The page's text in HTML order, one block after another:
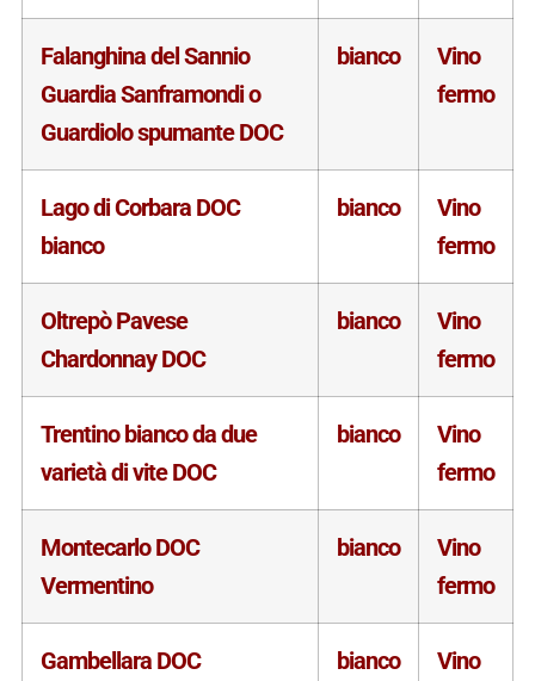
Falanghina del Sannio
Guardia Sanframondi o
Guardiolo spumante DOC
bianco
Vino
fermo
Lago di Corbara DOC
bianco
bianco
Vino
fermo
Oltrepò Pavese
Chardonnay DOC
bianco
Vino
fermo
Trentino bianco da due
varietà di vite DOC
bianco
Vino
fermo
Montecarlo DOC
Vermentino
bianco
Vino
fermo
Gambellara DOC bianco
Vino